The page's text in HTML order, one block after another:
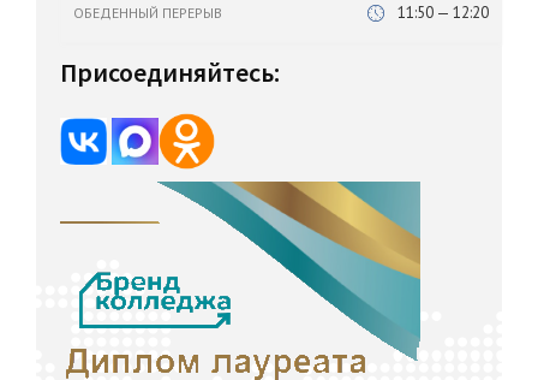
ОБЕДЕННЫЙ ПЕРЕРЫВ 11:50 — 12:20
Присоединяйтесь: